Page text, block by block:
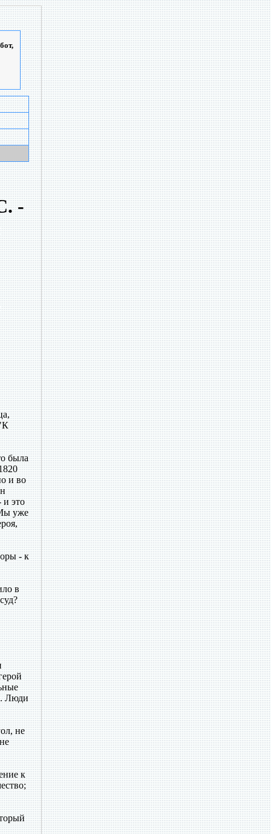
-
была
и во
и это
уже
- к
в
Люди
не
к